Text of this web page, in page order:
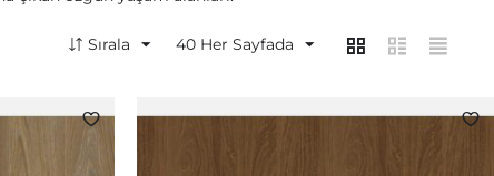
Sırala 40 Her Sayfada